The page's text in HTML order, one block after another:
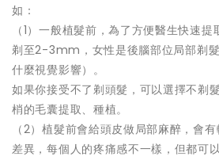
如：
（1）一般植髮前，為了方便醫生快速
剃至2-3mm，女性是後腦部位局部剃
什麼視覺影響）。
如果你接受不了剃頭髮，可以選擇不剃
梢的毛囊提取、種植。
（2）植髮前會給頭皮做局部麻醉，會
差異，每個人的疼痛感不一樣，但都可以